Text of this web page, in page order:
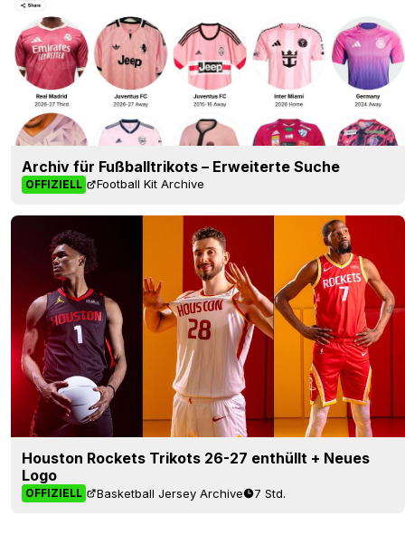
Archiv für Fußballtrikots – Erweiterte Suche
OFFIZIELL Football Kit Archive
Houston Rockets Trikots 26-27 enthüllt + Neues
Logo
OFFIZIELL Basketball Jersey Archive 7 Std.